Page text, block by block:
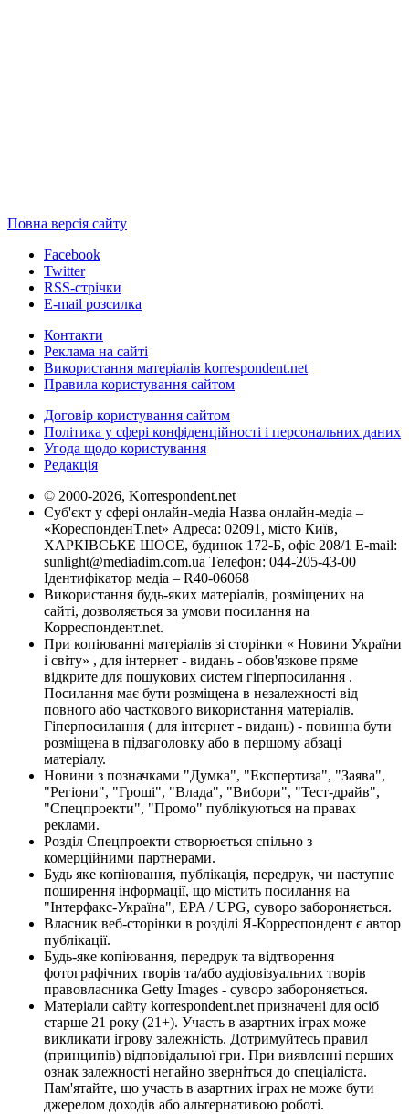
Повна версія сайту
Facebook
Twitter
RSS-стрічки
E-mail розсилка
Контакти
Реклама на сайті
Використання матеріалів korrespondent.net
Правила користування сайтом
Договір користування сайтом
Політика у сфері конфіденційності і персональних даних
Угода щодо користування
Редакція
© 2000-2026, Korrespondent.net
Суб'єкт у сфері онлайн-медіа Назва онлайн-медіа –
«КореспонденТ.net» Адреса: 02091, місто Київ,
ХАРКІВСЬКЕ ШОСЕ, будинок 172-Б, офіс 208/1 E-mail:
sunlight@mediadim.com.ua Телефон: 044-205-43-00
Ідентифікатор медіа – R40-06068
Використання будь-яких матеріалів, розміщених на
сайті, дозволяється за умови посилання на
Корреспондент.net.
При копіюванні матеріалів зі сторінки « Новини України
і світу» , для інтернет - видань - обов'язкове пряме
відкрите для пошукових систем гіперпосилання .
Посилання має бути розміщена в незалежності від
повного або часткового використання матеріалів.
Гіперпосилання ( для інтернет - видань) - повинна бути
розміщена в підзаголовку або в першому абзаці
матеріалу.
Новини з позначками "Думка", "Експертиза", "Заява",
"Регіони", "Гроші", "Влада", "Вибори", "Тест-драйв",
"Спецпроекти", "Промо" публікуються на правах
реклами.
Розділ Спецпроекти створюється спільно з
комерційними партнерами.
Будь яке копіювання, публікація, передрук, чи наступне
поширення інформації, що містить посилання на
"Інтерфакс-Україна", EPA / UPG, суворо забороняється.
Власник веб-сторінки в розділі Я-Корреспондент є автор
публікації.
Будь-яке копіювання, передрук та відтворення
фотографічних творів та/або аудіовізуальних творів
правовласника Getty Images - суворо забороняється.
Матеріали сайту korrespondent.net призначені для осіб
старше 21 року (21+). Участь в азартних іграх може
викликати ігрову залежність. Дотримуйтесь правил
(принципів) відповідальної гри. При виявленні перших
ознак залежності негайно зверніться до спеціаліста.
Пам'ятайте, що участь в азартних іграх не може бути
джерелом доходів або альтернативою роботі.